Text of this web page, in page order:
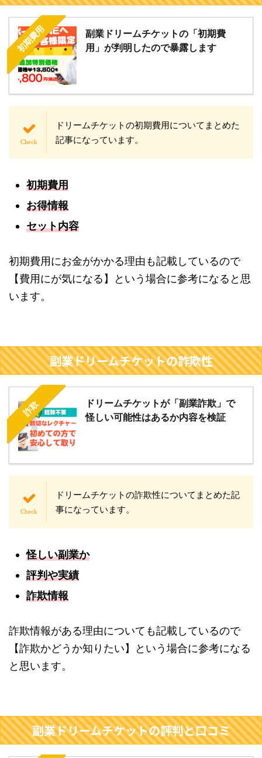
初期費用
副業ドリームチケットの「初期費
用」が判明したので暴露します
ドリームチケットの初期費用についてまとめた
記事になっています。
初期費用
お得情報
セット内容
初期費用にお金がかかる理由も記載しているので
【費用にが気になる】という場合に参考になると思
います。
副業ドリームチケットの詐欺性
詐欺
ドリームチケットが「副業詐欺」で
怪しい可能性はあるか内容を検証
ドリームチケットの詐欺性についてまとめた記
事になっています。
怪しい副業か
評判や実績
詐欺情報
詐欺情報がある理由についても記載しているので
【詐欺かどうか知りたい】という場合に参考になる
と思います。
副業ドリームチケットの評判と口コミ